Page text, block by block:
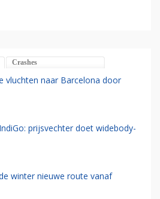
Crashes
vluchten naar Barcelona door
prijsvechter doet widebody-
winter nieuwe route vanaf